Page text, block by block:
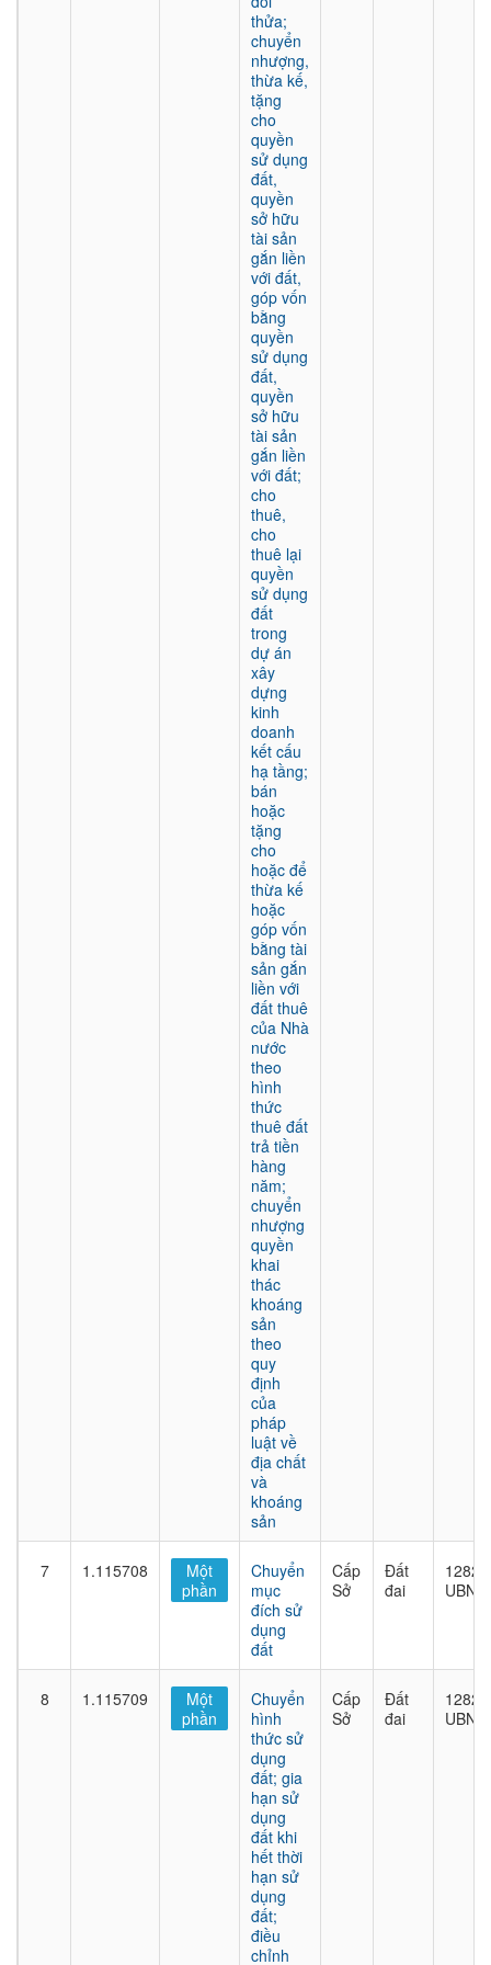
thửa;
chuyển
nhượng,
thừa kế,
tặng
cho
quyền
sử dụng
đất,
quyền
sở hữu
tài sản
gắn liền
với đất,
góp vốn
bằng
quyền
sử dụng
đất,
quyền
sở hữu
tài sản
gắn liền
với đất;
cho
thuê,
cho
thuê lại
quyền
sử dụng
đất
trong
dự án
xây
dựng
kinh
doanh
kết cấu
hạ tầng;
bán
hoặc
tặng
cho
hoặc để
thừa kế
hoặc
góp vốn
bằng tài
sản gắn
liền với
đất thuê
của Nhà
nước
theo
hình
thức
thuê đất
trả tiền
hàng
năm;
chuyển
nhượng
quyền
khai
thác
khoáng
sản
theo
quy
định
của
pháp
luật về
địa chất
và
khoáng
sản
7 1.115708
Một
phần
Chuyển
mục
đích sử
dụng
đất
Cấp
Sở
Đất
đai
1282/
UBND
8 1.115709
Một
phần
Chuyển
hình
thức sử
dụng
đất; gia
hạn sử
dụng
đất khi
hết thời
hạn sử
dụng
đất;
điều
chỉnh
Cấp
Sở
Đất
đai
1282/
UBND